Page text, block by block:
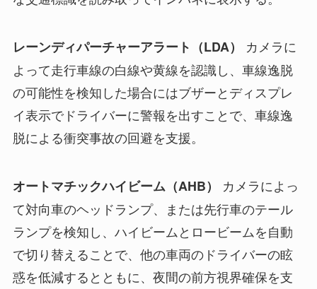
レーンディパーチャーアラート（LDA） カメラに
よって走行車線の白線や黄線を認識し、車線逸脱
の可能性を検知した場合にはブザーとディスプレ
イ表示でドライバーに警報を出すことで、車線逸
脱による衝突事故の回避を支援。
オートマチックハイビーム（AHB） カメラによっ
て対向車のヘッドランプ、または先行車のテール
ランプを検知し、ハイビームとロービームを自動
で切り替えることで、他の車両のドライバーの眩
惑を低減するとともに、夜間の前方視界確保を支